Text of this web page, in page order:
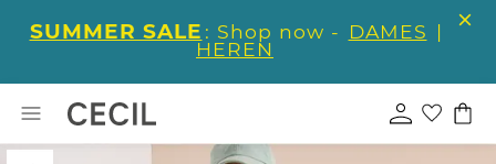
SUMMER SALE : Shop now - DAMES |
HEREN